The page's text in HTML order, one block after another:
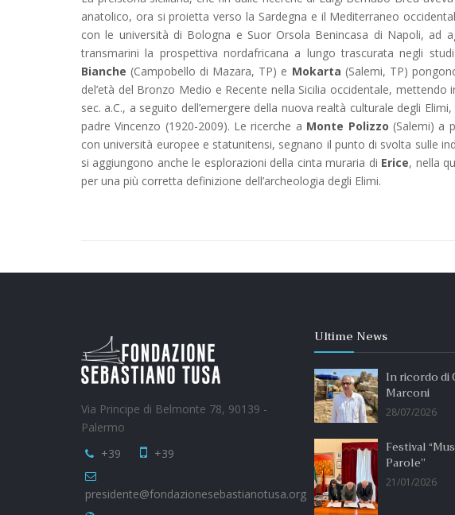
anatolico, ora si proietta verso la Sardegna e il Mediterraneo
con le università di Bologna e Suor Orsola Benincasa di Napoli, ad
transmarini la prospettiva nordafricana a lungo trascurata negli
Bianche (Campobello di Mazara, TP) e Mokarta (Salemi, TP)
del’età del Bronzo Medio e Recente nella Sicilia occidentale,
sec. a.C., a seguito dell’emergere della nuova realtà culturale degli
padre Vincenzo (1920-2009). Le ricerche a Monte Polizzo (Salemi) a
con università europee e statunitensi, segnano il punto di svolta sulle
si aggiungono anche le esplorazioni della cinta muraria di Erice, nella
per una più corretta definizione dell’archeologia degli Elimi.
Via Principe di Belmonte 78, 90139 -
Palermo
+39
+39
presidente@fondazionesebastianotusa.org
Ultime News
In ricordo di
Marconi
28/07/2026
Festival
Parole”
21/01/2026